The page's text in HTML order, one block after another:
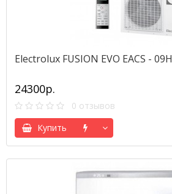
Electrolux FUSION EVO EACS -
24300р.
0 отзывов
Купить